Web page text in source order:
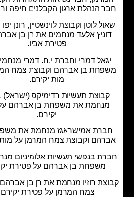
הנהלת ארגון הקבלנים חיפה ורב קבלן.
לוטן וקבוצת לוינשטיין, רונן יפו וקבוצת
אלעד מנחמים את רן בן אברהם על
פטירת אביו.
דמרי וחברת י.ח. דמרי מנחמים את
בן אברהם וקבוצת צמח המרמן על
מות יקירם.
תעשיות רדימיקס (ישראל) בע"מ
את משפחת בן אברהם על מות
אמישראגז מנחמת את משפחת בן
וקבוצת צמח המרמן על מות יקירם.
בנפשי תעשיות אלומיניום מנחמת את
משפחת בן אברהם על פטירת יקירם.
רוזיו מנחמת את רן בן אברהם וקבוצת
צמח המרמן על פטירת יקירם.